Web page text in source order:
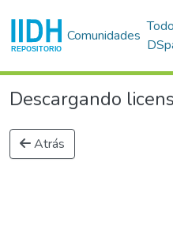
Comunidades
Todo
Descargando
Atrás